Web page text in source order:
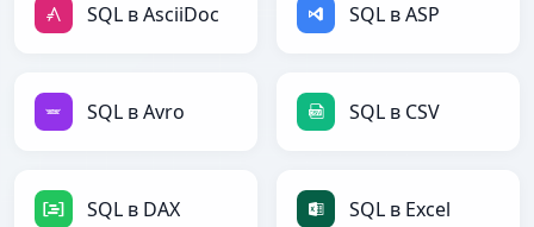
SQL в AsciiDoc SQL в ASP
SQL в Avro SQL в CSV
SQL в DAX SQL в Excel